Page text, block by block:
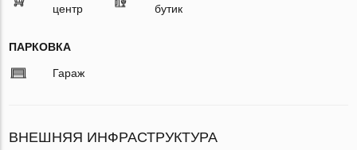
центр
бутик
ПАРКОВКА
Гараж
ВНЕШНЯЯ ИНФРАСТРУКТУРА